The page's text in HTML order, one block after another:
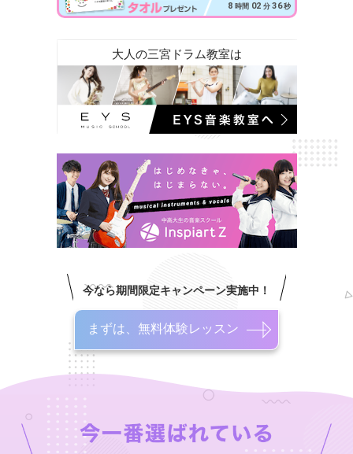
8 時間 02 分 34 秒
大人の三宮ドラム教室は
今なら期間限定キャンペーン実施中！
まずは、無料体験レッスン